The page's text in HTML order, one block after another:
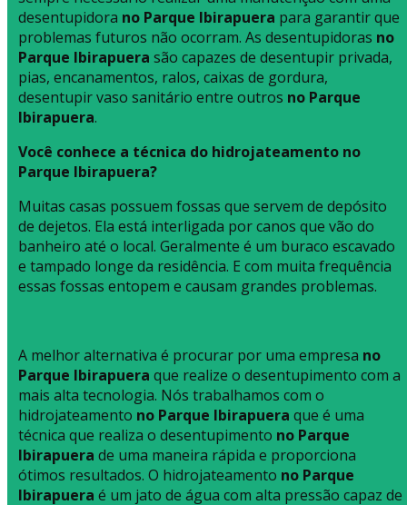
desentupidora no Parque Ibirapuera para garantir que
problemas futuros não ocorram. As desentupidoras no
Parque Ibirapuera são capazes de desentupir privada,
pias, encanamentos, ralos, caixas de gordura,
desentupir vaso sanitário entre outros no Parque
Ibirapuera.
Você conhece a técnica do hidrojateamento no
Parque Ibirapuera?
Muitas casas possuem fossas que servem de depósito
de dejetos. Ela está interligada por canos que vão do
banheiro até o local. Geralmente é um buraco escavado
e tampado longe da residência. E com muita frequência
essas fossas entopem e causam grandes problemas.
A melhor alternativa é procurar por uma empresa no
Parque Ibirapuera que realize o desentupimento com a
mais alta tecnologia. Nós trabalhamos com o
hidrojateamento no Parque Ibirapuera que é uma
técnica que realiza o desentupimento no Parque
Ibirapuera de uma maneira rápida e proporciona
ótimos resultados. O hidrojateamento no Parque
Ibirapuera é um jato de água com alta pressão capaz de